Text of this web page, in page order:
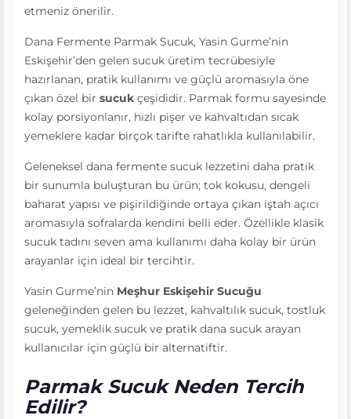
etmeniz önerilir.
Dana Fermente Parmak Sucuk, Yasin Gurme’nin
Eskişehir’den gelen sucuk üretim tecrübesiyle
hazırlanan, pratik kullanımı ve güçlü aromasıyla öne
çıkan özel bir sucuk çeşididir. Parmak formu sayesinde
kolay porsiyonlanır, hızlı pişer ve kahvaltıdan sıcak
yemeklere kadar birçok tarifte rahatlıkla kullanılabilir.
Geleneksel dana fermente sucuk lezzetini daha pratik
bir sunumla buluşturan bu ürün; tok kokusu, dengeli
baharat yapısı ve pişirildiğinde ortaya çıkan iştah açıcı
aromasıyla sofralarda kendini belli eder. Özellikle klasik
sucuk tadını seven ama kullanımı daha kolay bir ürün
arayanlar için ideal bir tercihtir.
Yasin Gurme’nin Meşhur Eskişehir Sucuğu
geleneğinden gelen bu lezzet, kahvaltılık sucuk, tostluk
sucuk, yemeklik sucuk ve pratik dana sucuk arayan
kullanıcılar için güçlü bir alternatiftir.
Parmak Sucuk Neden Tercih
Edilir?